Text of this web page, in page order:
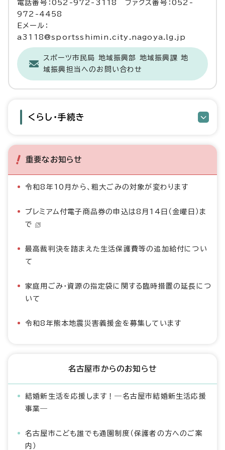
電話番号：052-972-3118 ファクス番号：052-
972-4458
Eメール：
a3118@sportsshimin.city.nagoya.lg.jp
スポーツ市民局 地域振興部 地域振興課 地
域振興担当へのお問い合わせ
くらし・手続き
重要なお知らせ
令和8年10月から、粗大ごみの対象が変わります
プレミアム付電子商品券の申込は8月14日（金曜日）ま
で
最高裁判決を踏まえた生活保護費等の追加給付につい
て
家庭用ごみ・資源の指定袋に関する臨時措置の延長につ
いて
令和8年熊本地震災害義援金を募集しています
名古屋市からのお知らせ
結婚新生活を応援します！―名古屋市結婚新生活応援
事業―
名古屋市こども誰でも通園制度（保護者の方へのご案
内）